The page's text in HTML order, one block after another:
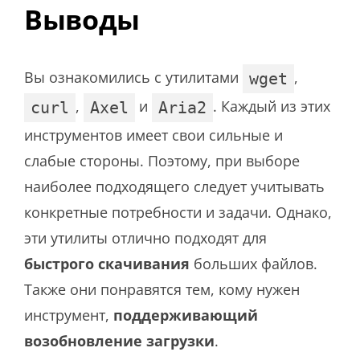
Выводы
Вы ознакомились с утилитами wget ,
curl , Axel и Aria2 . Каждый из этих
инструментов имеет свои сильные и
слабые стороны. Поэтому, при выборе
наиболее подходящего следует учитывать
конкретные потребности и задачи. Однако,
эти утилиты отлично подходят для
быстрого скачивания больших файлов.
Также они понравятся тем, кому нужен
инструмент, поддерживающий
возобновление загрузки.